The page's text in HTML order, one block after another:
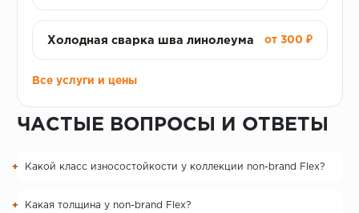
Холодная сварка шва линолеума от 300 ₽
Все услуги и цены
ЧАСТЫЕ ВОПРОСЫ И ОТВЕТЫ
Какой класс износостойкости у коллекции non-brand Flex?
Какая толщина у non-brand Flex?